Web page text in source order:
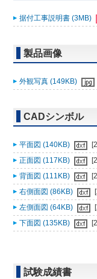
据付工事説明書 (3MB)
製品画像
外観写真 (149KB)
CADシンボル
平面図 (140KB)
正面図 (117KB)
背面図 (111KB)
右側面図 (86KB)
左側面図 (64KB)
下面図 (135KB)
試験成績書